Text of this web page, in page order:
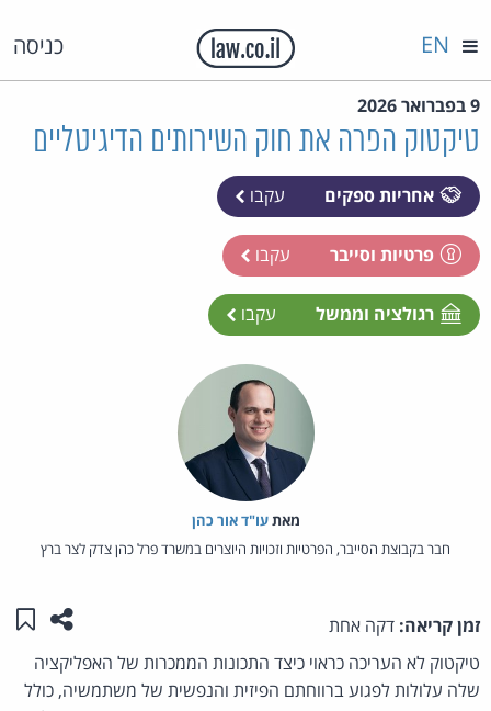
כניסה EN
9 בפברואר 2026
טיקטוק הפרה את חוק השירותים הדיגיטליים
אחריות ספקים עקבו
פרטיות וסייבר עקבו
רגולציה וממשל עקבו
מאת‏עו"ד אור כהן
חבר בקבוצת הסייבר, הפרטיות וזכויות היוצרים במשרד פרל כהן צדק לצר ברץ
זמן קריאה: דקה אחת שתפו
טיקטוק לא העריכה כראוי כיצד התכונות הממכרות של האפליקציה
שלה עלולות לפגוע ברווחתם הפיזית והנפשית של משתמשיה, כולל